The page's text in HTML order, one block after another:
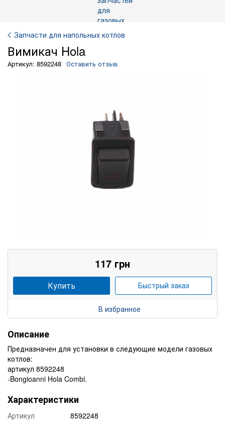
Запчасти для напольных котлов
Вимикач Hola
Артикул: 8592248 Оставить отзыв
117 грн
Купить Быстрый заказ
В избранное
Описание
Предназначен для установки в следующие модели газовых
котлов:
артикул 8592248
-Bongioanni Hola Combi.
Характеристики
Артикул
8592248